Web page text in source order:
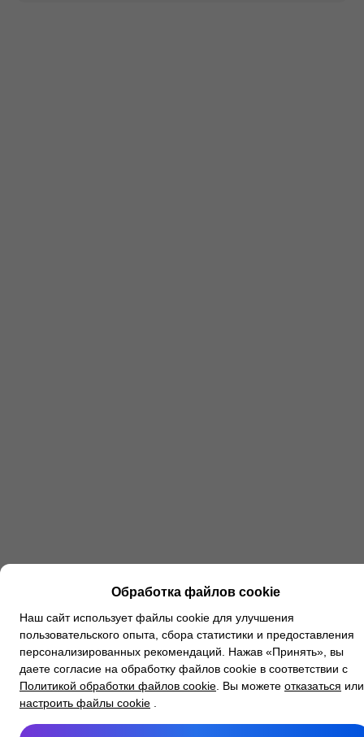
Обработка файлов cookie
Наш сайт использует файлы cookie для улучшения
пользовательского опыта, сбора статистики и предоставления
персонализированных рекомендаций. Нажав «Принять», вы
даете согласие на обработку файлов cookie в соответствии с
Политикой обработки файлов cookie . Вы можете отказаться или
настроить файлы cookie